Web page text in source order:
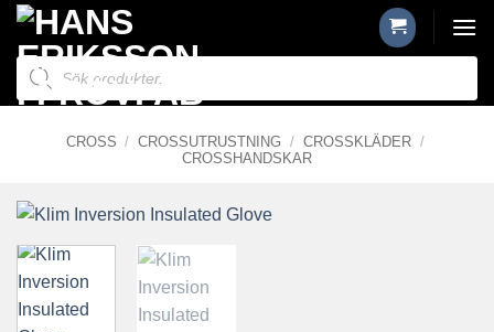
Skip
content
Produktsökning
CROSS / CROSSUTRUSTNING / CROSSKLÄDER /
CROSSHANDSKAR